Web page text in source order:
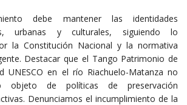
debe mantener las identidades
urbanas y culturales, siguiendo lo
la Constitución Nacional y la normativa
Destacar que el Tango Patrimonio de
UNESCO en el río Riachuelo-Matanza no
objeto de políticas de preservación
Denunciamos el incumplimiento de la